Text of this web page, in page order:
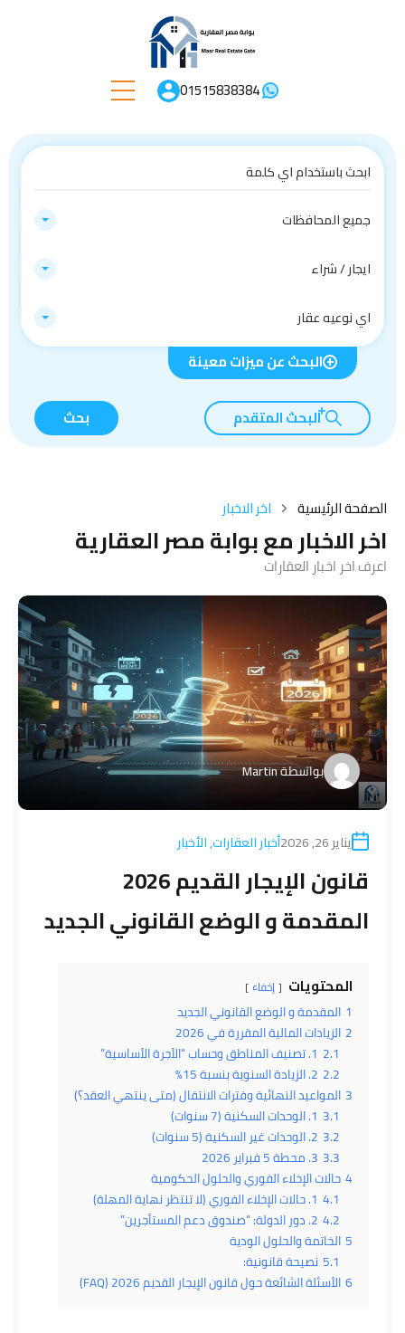
01515838384
جميع المحافظات
ايجار / شراء
اي نوعيه عقار
البحث عن ميزات معينة
البحث المتقدم بحث
الصفحة الرئيسية اخر الاخبار
اخر الاخبار مع بوابة مصر العقارية
اعرف اخر اخبار العقارات
بواسطةMartin
يناير 26, 2026 أخبار العقارات,الأخبار
قانون الإيجار القديم 2026
المقدمة و الوضع القانوني الجديد
المحتويات إخفاء
1 المقدمة و الوضع القانوني الجديد
2 الزيادات المالية المقررة في 2026
2.1 1. تصنيف المناطق وحساب “الأجرة الأساسية”
2.2 2. الزيادة السنوية بنسبة 15%
3 المواعيد النهائية وفترات الانتقال (متى ينتهي العقد؟)
3.1 1. الوحدات السكنية (7 سنوات)
3.2 2. الوحدات غير السكنية (5 سنوات)
3.3 3. محطة 5 فبراير 2026
4حالات الإخلاء الفوري والحلول الحكومية
4.1 1. حالات الإخلاء الفوري (لا تنتظر نهاية المهلة)
4.2 2. دور الدولة: “صندوق دعم المستأجرين”
5 الخاتمة والحلول الودية
5.1 نصيحة قانونية:
6الأسئلة الشائعة حول قانون الإيجار القديم 2026 (FAQ)